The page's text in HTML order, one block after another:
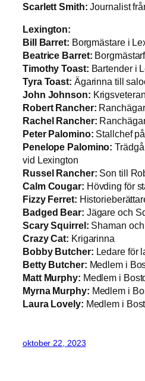
Scarlett Smith:Journalist
Lexington:
Bill Barret: Borgmästare i
Beatrice Barret:
Timothy Toast: Bartender i
Tyra Toast: Ägarinna till
John Johnson: Krigsveteran
Robert Rancher:
Rachel Rancher:
Peter Palomino: Stallchef
Penelope Palomino:
vid Lexington
Russel Rancher: Son till
Calm Cougar: Hövding för
Fizzy Ferret:
Badged Bear: Jägare och
Scary Squirrel: Shaman
Crazy Cat: Krigarinna
Bobby Butcher: Ledare för
Betty Butcher: Medlem i
Matt Murphy: Medlem i
Myrna Murphy: Medlem i
Laura Lovely: Medlem i
oktober 22, 2023